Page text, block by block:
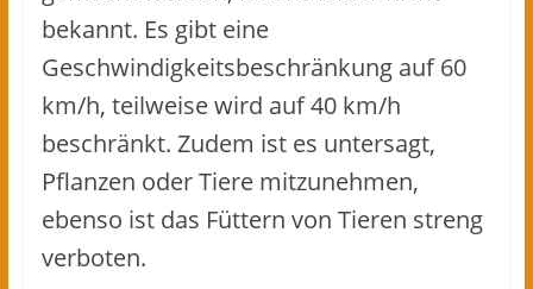
bekannt. Es gibt eine
Geschwindigkeitsbeschränkung auf 60
km/h, teilweise wird auf 40 km/h
beschränkt. Zudem ist es untersagt,
Pflanzen oder Tiere mitzunehmen,
ebenso ist das Füttern von Tieren streng
verboten.